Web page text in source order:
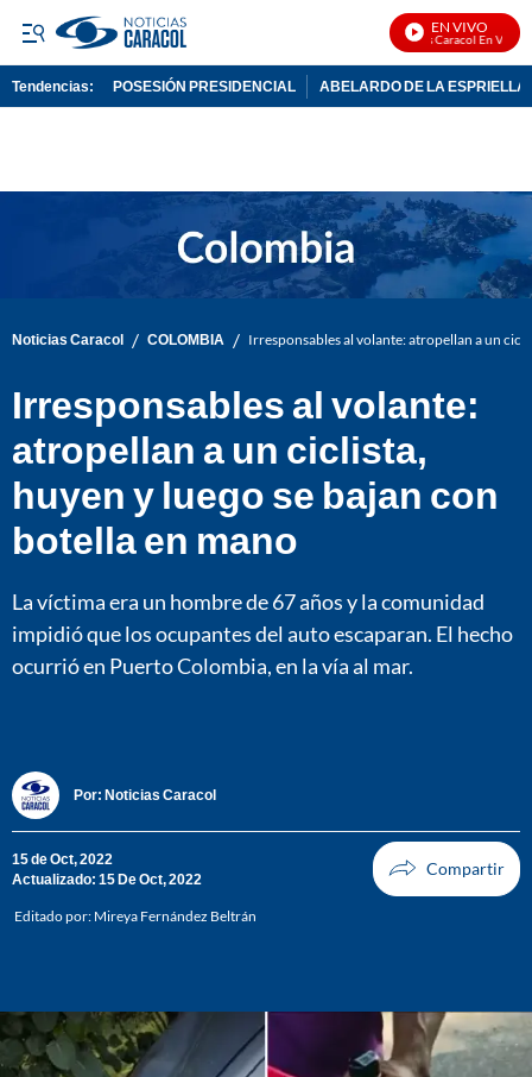
EN VIVO
Noticias Caracol En Vivo
Tendencias: POSESIÓN PRESIDENCIAL ABELARDO DE LA ESPRIELLA
Noticias Caracol / COLOMBIA / Irresponsables al volante: atropellan a un
Irresponsables al volante:
atropellan a un ciclista,
huyen y luego se bajan con
botella en mano
La víctima era un hombre de 67 años y la comunidad
impidió que los ocupantes del auto escaparan. El hecho
ocurrió en Puerto Colombia, en la vía al mar.
Por: Noticias Caracol
15 de Oct, 2022
Actualizado: 15 De Oct, 2022
Editado por: Mireya Fernández Beltrán